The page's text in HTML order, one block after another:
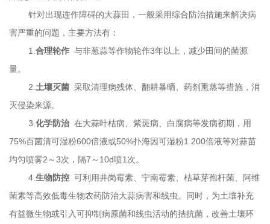
针对出现连作障碍的大蒜田，一般采用综合防治措施来解决病
害严重的问题，主要方法有：
1.合理轮作 与非葱蒜等作物轮作3年以上，减少田间的菌源
量。
2. 土壤灭菌 采取清理病残体、翻耕暴晒、药剂熏蒸等措施，消
灭侵染来源。
3.化学防治在大蒜叶枯病、紫斑病、白腐病等发病初期，用
75%百菌清可湿粉600倍液或50%扑海因可湿粉1 200倍液等对蒜苗
均匀喷雾2～3次，隔7～10d喷1次。
4.生物防控 可利用井岗霉素、宁南霉素、枯草芽孢杆菌、阿维
菌素等高效低毒生物农药防治大蒜病害和线虫。同时，为土壤补充
有益微生物或引入可抑制病原菌和线虫活动的拮抗菌，改善土壤环